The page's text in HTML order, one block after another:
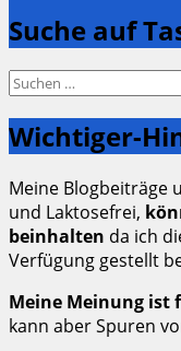
Suche auf
Suchen
Wichtiger-
Meine Blogbeiträge
und Laktosefrei,
beinhalten da ich
Verfügung gestellt
Meine Meinung ist
kann aber Spuren